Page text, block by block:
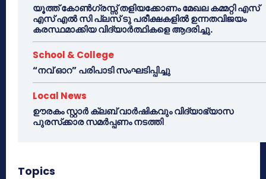
യൂത്ത് കോൺഗ്രസ്സ് തളിയക്കോണം മേഖല കമ്മറ്റി എസ്
എസ് എൽ സി പ്ലസ് ടു പരീക്ഷകളിൽ ഉന്നതവിജയം
കരസ്ഥമാക്കിയ വിദ്യാർത്ഥികളെ ആദരിച്ചു.
School & College
“നവ് ഓറ” പരിപാടി സംഘടിപ്പിച്ചു
Local News
ഊരകം സ്റ്റാർ ക്ലബ് വാർഷികവും വിദ്യാഭ്യാസ
പുരസ്‌ക്കാര സമർപ്പണം നടത്തി
Topics